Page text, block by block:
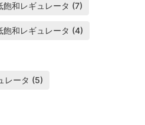
飽和レギュレータ (7)
飽和レギュレータ (4)
レータ (5)